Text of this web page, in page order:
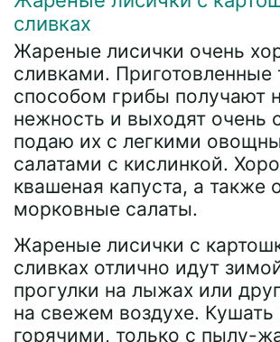
сливках
Жареные лисички очень
сливками. Приготовленные
способом грибы получают
нежность и выходят очень
подаю их с легкими
салатами с кислинкой.
квашеная капуста, а также
морковные салаты.
Жареные лисички с
сливках отлично идут
прогулки на лыжах или
на свежем воздухе.
горячими, только с пылу-